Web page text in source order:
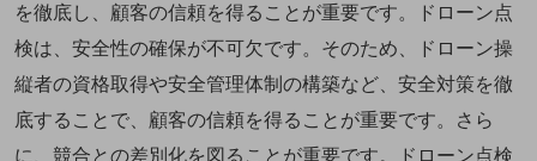
を徹底し、顧客の信頼を得ることが重要です。ドローン点
検は、安全性の確保が不可欠です。そのため、ドローン操
縦者の資格取得や安全管理体制の構築など、安全対策を徹
底することで、顧客の信頼を得ることが重要です。さら
に、競合との差別化を図ることが重要です。ドローン点検